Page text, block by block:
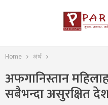
Home अर्थ
अफगानिस्तान
सबैभन्दा असुरक्षित